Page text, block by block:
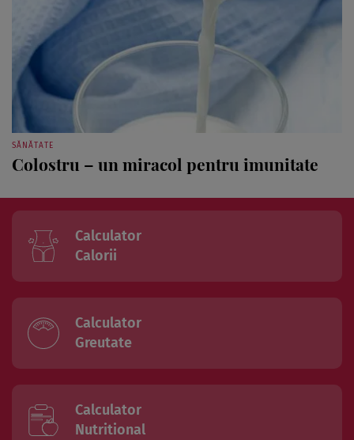
SĂNĂTATE
Colostru – un miracol pentru imunitate
Calculator
Calorii
Calculator
Greutate
Calculator
Nutritional